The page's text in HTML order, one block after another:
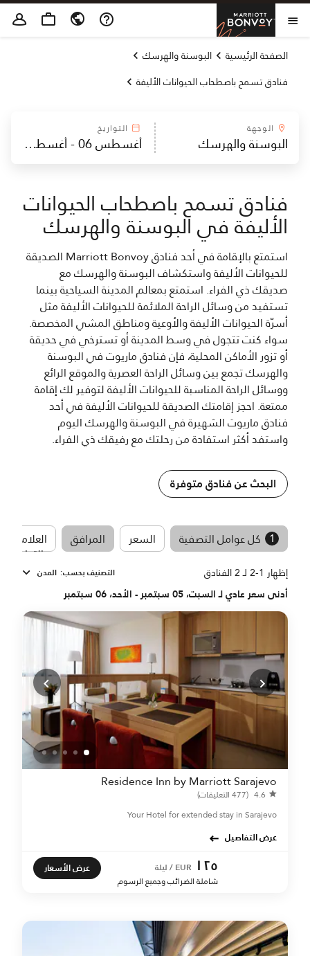
Skip to Content
فتح القائمة
Marriott Bonvoy
الصفحة الرئيسية
البوسنة والهرسك
فنادق تسمح باصطحاب الحيوانات الأليفة
الوجهة التواريخ
فنادق تسمح باصطحاب الحيوانات
الأليفة في البوسنة والهرسك
استمتع بالإقامة في أحد فنادق Marriott Bonvoy الصديقة
للحيوانات الأليفة واستكشاف البوسنة والهرسك مع
صديقك ذي الفراء. استمتع بمعالم المدينة السياحية بينما
تستفيد من وسائل الراحة الملائمة للحيوانات الأليفة مثل
أسرّة الحيوانات الأليفة والأوعية ومناطق المشي المخصصة.
سواء كنت تتجول في وسط المدينة أو تسترخي في حديقة
أو تزور الأماكن المحلية، فإن فنادق ماريوت في البوسنة
والهرسك تجمع بين وسائل الراحة العصرية والموقع الرائع
ووسائل الراحة المناسبة للحيوانات الأليفة لتوفير لك إقامة
ممتعة. احجز إقامتك الصديقة للحيوانات الأليفة في أحد
فنادق ماريوت الشهيرة في البوسنة والهرسك اليوم
واستفد أكثر استفادة من رحلتك مع رفيقك ذي الفراء.
البحث عن فنادق متوفرة
1 كل عوامل التصفية السعر المرافق العلامات
التجارية
إظهار 1-2 لـ 2 الفنادق التصنيف بحسب: المدن
أدنى سعر عادي لـ السبت، 05 سبتمبر - الأحد، 06 سبتمبر
Residence Inn by Marriott Sarajevo
4.6 (477 التعليقات)
Your Hotel for extended stay in Sarajevo
عرض التفاصيل
١٢٥ EUR / ليلة
شاملة الضرائب وجميع الرسوم
عرض الأسعار